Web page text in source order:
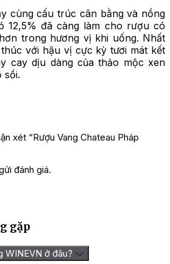
cùng cấu trúc cân bằng và nồng
12,5% đã càng làm cho rượu có
trong hương vị khi uống. Nhất
với hậu vị cực kỳ tươi mát kết
cay dịu dàng của thảo mộc xen
sồi.
xét “Rượu Vang Chateau Pháp
đánh giá.
gặp
WINEVN ở đâu?